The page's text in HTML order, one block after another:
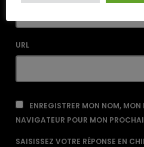
URL
ENREGISTRER MON NOM,
NAVIGATEUR POUR MON
SAISISSEZ VOTRE RÉPONSE EN